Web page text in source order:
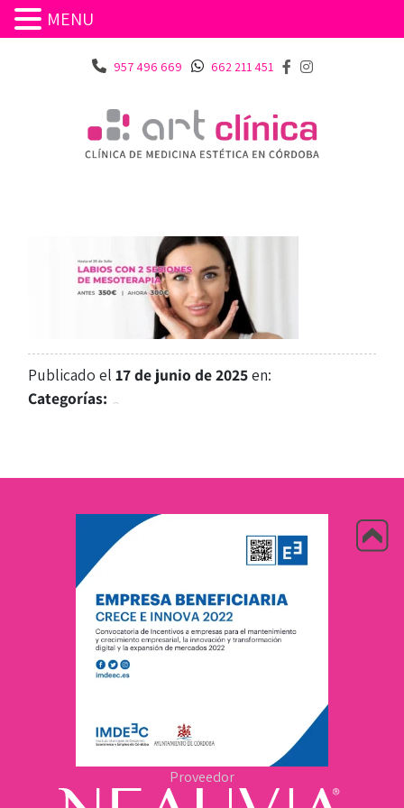
957 496 669 662 211 451
Publicado el17 de junio de 2025en:
Categorías:
Proveedor
MENU